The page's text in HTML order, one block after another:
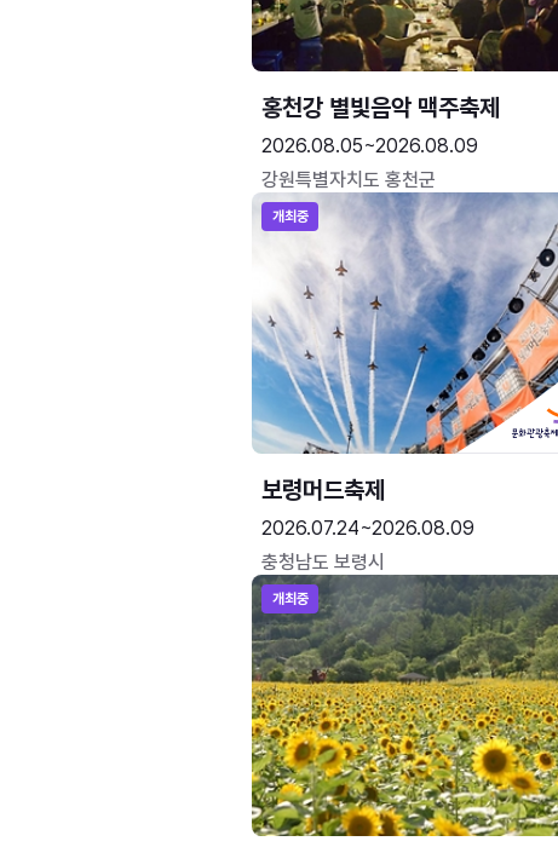
홍천강 별빛음악 맥주축제
2026.08.05~2026.08.09
강원특별자치도 홍천군
개최중
보령머드축제
2026.07.24~2026.08.09
충청남도 보령시
개최중